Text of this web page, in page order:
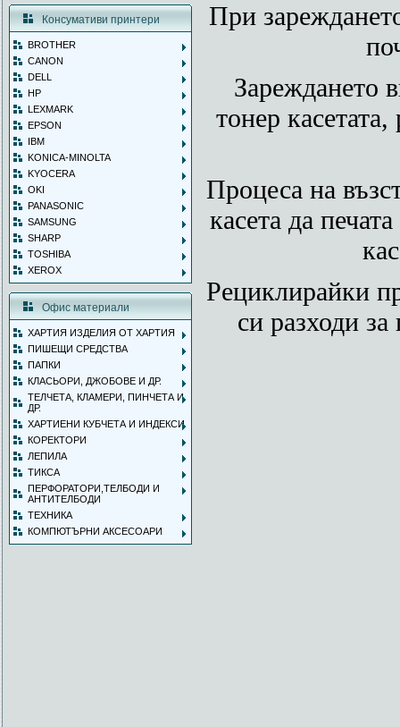
Консумативи принтери
BROTHER
CANON
DELL
HP
LEXMARK
EPSON
IBM
KONICA-MINOLTA
KYOCERA
OKI
PANASONIC
SAMSUNG
SHARP
TOSHIBA
XEROX
Офис материали
ХАРТИЯ ИЗДЕЛИЯ ОТ ХАРТИЯ
ПИШЕЩИ СРЕДСТВА
ПАПКИ
КЛАСЬОРИ, ДЖОБОВЕ И ДР.
ТЕЛЧЕТА, КЛАМЕРИ, ПИНЧЕТА И
ДР.
ХАРТИЕНИ КУБЧЕТА И ИНДЕКСИ
КОРЕКТОРИ
ЛЕПИЛА
ТИКСА
ПЕРФОРАТОРИ,ТЕЛБОДИ И
АНТИТЕЛБОДИ
ТЕХНИКА
КОМПЮТЪРНИ АКСЕСОАРИ
При
Зареждането
тонер
Процеса на
касета да
Рециклирайки
си разходи за